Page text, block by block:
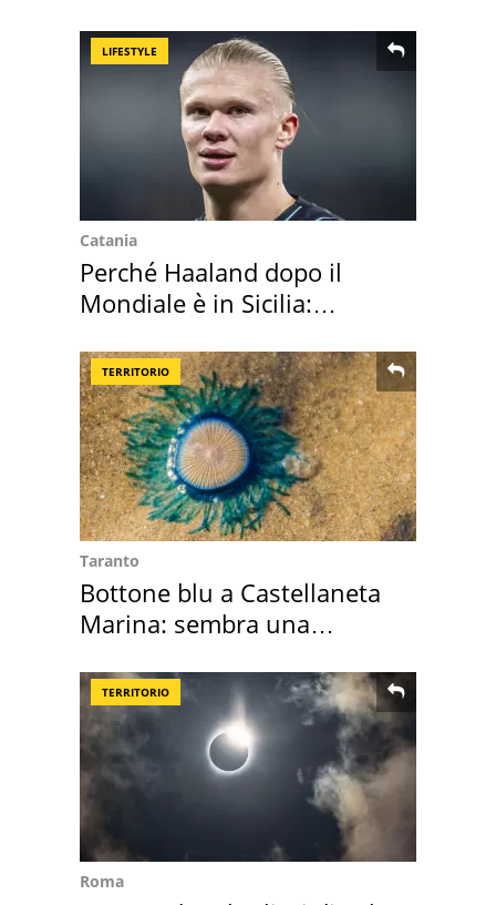
LIFESTYLE
Catania
Perché Haaland dopo il
Mondiale è in Sicilia:
TERRITORIO
Taranto
Bottone blu a Castellaneta
Marina: sembra una
TERRITORIO
Roma